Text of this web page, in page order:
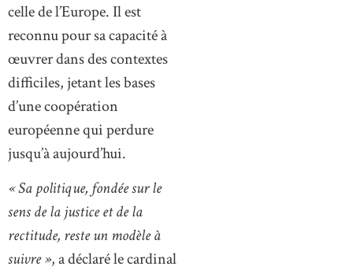
celle de l’Europe. Il est
reconnu pour sa capacité à
œuvrer dans des contextes
difficiles, jetant les bases
d’une coopération
européenne qui perdure
jusqu’à aujourd’hui.
« Sa politique, fondée sur le
sens de la justice et de la
rectitude, reste un modèle à
suivre », a déclaré le cardinal